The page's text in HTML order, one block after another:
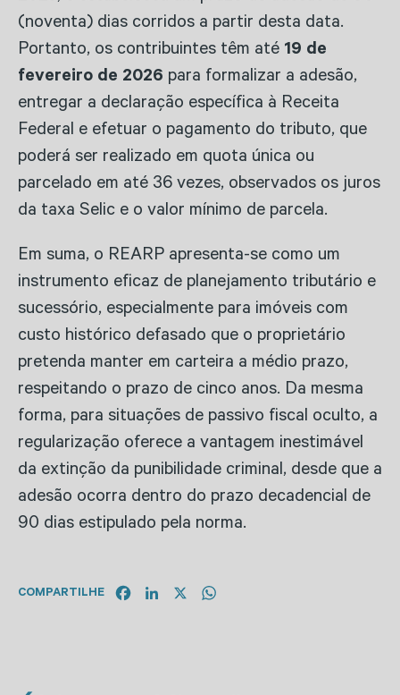
(noventa) dias corridos a partir desta data.
Portanto, os contribuintes têm até 19 de
fevereiro de 2026 para formalizar a adesão,
entregar a declaração específica à Receita
Federal e efetuar o pagamento do tributo, que
poderá ser realizado em quota única ou
parcelado em até 36 vezes, observados os juros
da taxa Selic e o valor mínimo de parcela.
Em suma, o REARP apresenta-se como um
instrumento eficaz de planejamento tributário e
sucessório, especialmente para imóveis com
custo histórico defasado que o proprietário
pretenda manter em carteira a médio prazo,
respeitando o prazo de cinco anos. Da mesma
forma, para situações de passivo fiscal oculto, a
regularização oferece a vantagem inestimável
da extinção da punibilidade criminal, desde que a
adesão ocorra dentro do prazo decadencial de
90 dias estipulado pela norma.
COMPARTILHE FacebookLinkedIn